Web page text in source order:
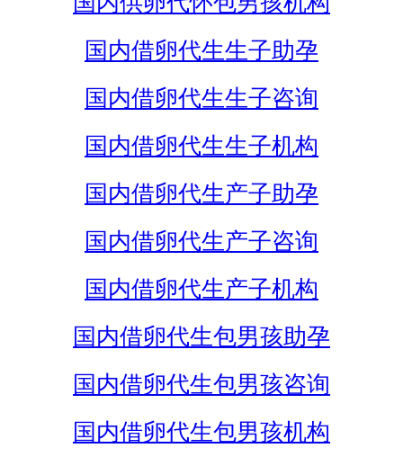
国内借卵代生生子助孕
国内借卵代生生子咨询
国内借卵代生生子机构
国内借卵代生产子助孕
国内借卵代生产子咨询
国内借卵代生产子机构
国内借卵代生包男孩助孕
国内借卵代生包男孩咨询
国内借卵代生包男孩机构